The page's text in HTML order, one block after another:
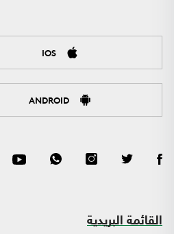
IOS
ANDROID
القائمة البريدية